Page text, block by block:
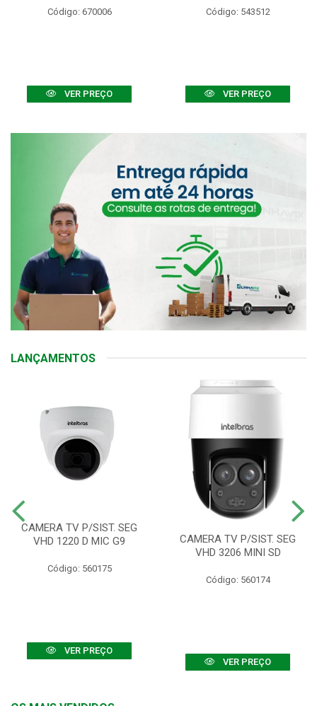
Código: 670006
VER PREÇO
Código: 543512
VER PREÇO
LANÇAMENTOS
CAMERA TV P/SIST. SEG
VHD 1220 D MIC G9
Código: 560175
VER PREÇO
CAMERA TV P/SIST. SEG
VHD 3206 MINI SD
Código: 560174
VER PREÇO